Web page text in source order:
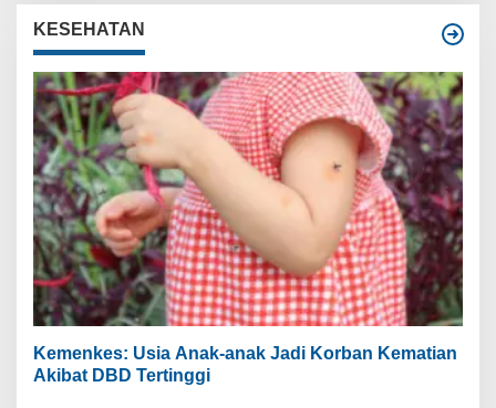
KESEHATAN
Kemenkes: Usia Anak-anak Jadi Korban Kematian
Akibat DBD Tertinggi